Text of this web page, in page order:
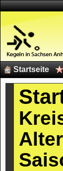
Startseite